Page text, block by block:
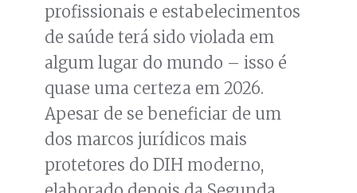
profissionais e estabelecimentos
de saúde terá sido violada em
algum lugar do mundo – isso é
quase uma certeza em 2026.
Apesar de se beneficiar de um
dos marcos jurídicos mais
protetores do DIH moderno,